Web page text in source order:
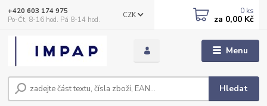
Menu
CZK
Hledat
+420 603 174 975
Po-Čt, 8-16 hod. Pá 8-14 hod.
0 ks
za 0,00 Kč